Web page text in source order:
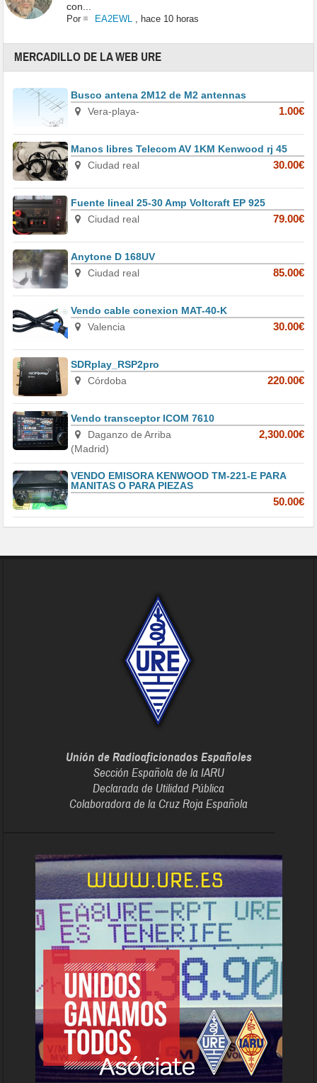
con...
Por EA2EWL, hace 10 horas
MERCADILLO DE LA WEB URE
Busco antena 2M12 de M2 antennas
Vera-playa-
1.00€
Manos libres Telecom AV 1KM Kenwood rj 45
Ciudad real
30.00€
Fuente lineal 25-30 Amp Voltcraft EP 925
Ciudad real
79.00€
Anytone D 168UV
Ciudad real
85.00€
Vendo cable conexion MAT-40-K
Valencia
30.00€
SDRplay_RSP2pro
Córdoba
220.00€
Vendo transceptor ICOM 7610
Daganzo de Arriba
(Madrid)
2,300.00€
VENDO EMISORA KENWOOD TM-221-E PARA
MANITAS O PARA PIEZAS
50.00€
Unión de Radioaficionados Españoles
Sección Española de la IARU
Declarada de Utilidad Pública
Colaboradora de la Cruz Roja Española